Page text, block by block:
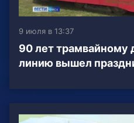
9 июля в 13:37
90 лет
линию вышел